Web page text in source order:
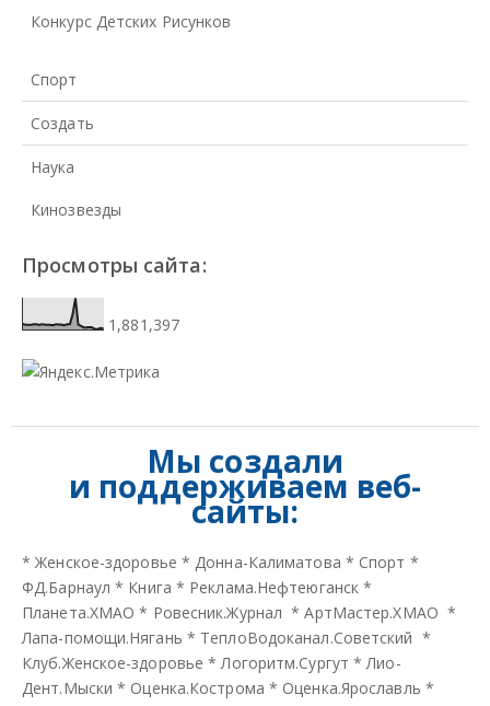
Конкурс Детских Рисунков
Спорт
Создать
Наука
Кинозвезды
Просмотры сайта:
1,881,397
Мы создали
и поддерживаем веб-
сайты:
*Женское-здоровье * Донна-Калиматова * Спорт *
ФД.Барнаул * Книга * Реклама.Нефтеюганск *
Планета.ХМАО * Ровесник.Журнал *АртМастер.ХМАО *
Лапа-помощи.Нягань * ТеплоВодоканал.Советский *
Клуб.Женское-здоровье * Логоритм.Сургут * Лио-
Дент.Мыски * Оценка.Кострома * Оценка.Ярославль *